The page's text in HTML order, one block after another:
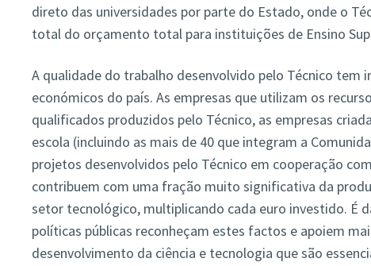
direto das universidades por parte do Estado, onde o
total do orçamento total para instituições de Ensino
A qualidade do trabalho desenvolvido pelo Técnico tem
económicos do país. As empresas que utilizam os
qualificados produzidos pelo Técnico, as empresas
escola (incluindo as mais de 40 que integram a
projetos desenvolvidos pelo Técnico em cooperação
contribuem com uma fração muito significativa da
setor tecnológico, multiplicando cada euro investido. É
políticas públicas reconheçam estes factos e apoiem
desenvolvimento da ciência e tecnologia que são